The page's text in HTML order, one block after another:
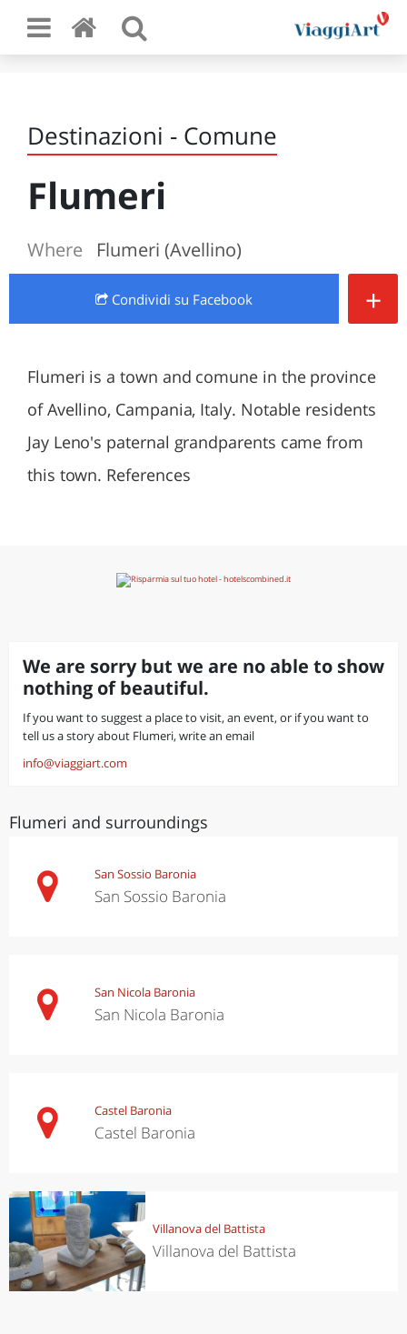
Destinazioni - Comune
Flumeri
Where Flumeri (Avellino)
Condividi su Facebook +
Flumeri is a town and comune in the province
of Avellino, Campania, Italy. Notable residents
Jay Leno's paternal grandparents came from
this town. References
We are sorry but we are no able to show
nothing of beautiful.
If you want to suggest a place to visit, an event, or if you want to
tell us a story about Flumeri, write an email
info@viaggiart.com
Flumeri and surroundings
San Sossio Baronia
San Sossio Baronia
San Nicola Baronia
San Nicola Baronia
Castel Baronia
Castel Baronia
Villanova del Battista
Villanova del Battista